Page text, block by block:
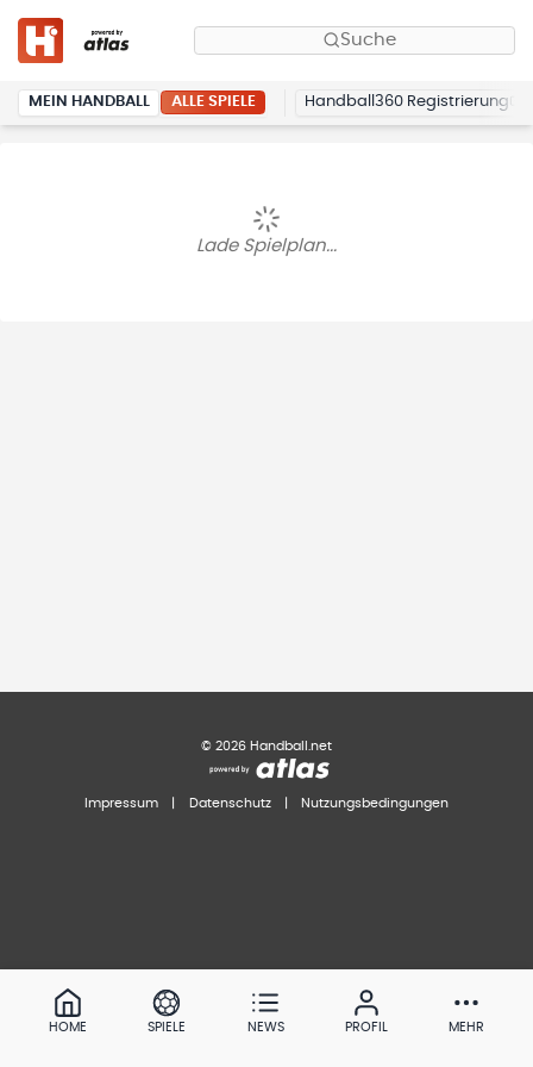
Suche
MEIN HANDBALL ALLE SPIELE Handball360 Registrierung
Lade Spielplan...
© 2026 Handball.net
Impressum Datenschutz Nutzungsbedingungen
HOME SPIELE NEWS PROFIL MEHR